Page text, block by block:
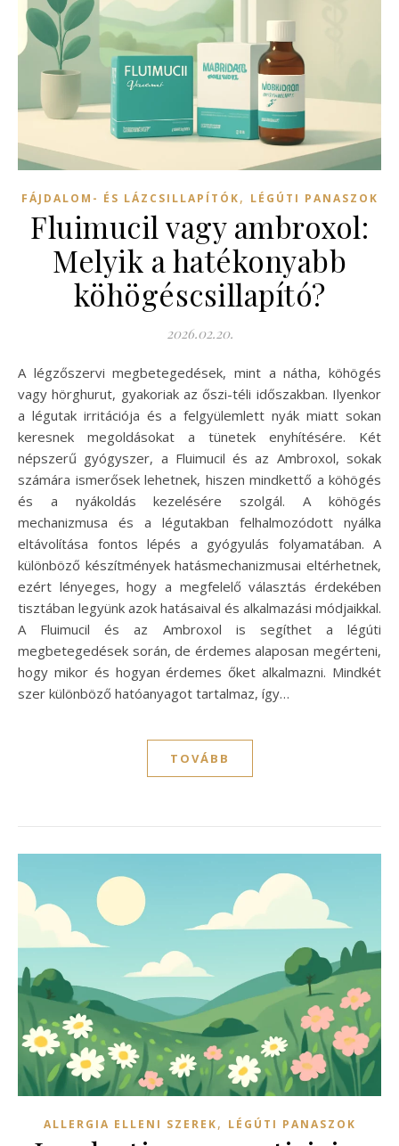
FÁJDALOM- ÉS LÁZCSILLAPÍTÓK, LÉGÚTI PANASZOK
Fluimucil vagy ambroxol:
Melyik a hatékonyabb
köhögéscsillapító?
2026.02.20.
A légzőszervi megbetegedések, mint a nátha, köhögés
vagy hörghurut, gyakoriak az őszi-téli időszakban. Ilyenkor
a légutak irritációja és a felgyülemlett nyák miatt sokan
keresnek megoldásokat a tünetek enyhítésére. Két
népszerű gyógyszer, a Fluimucil és az Ambroxol, sokak
számára ismerősek lehetnek, hiszen mindkettő a köhögés
és a nyákoldás kezelésére szolgál. A köhögés
mechanizmusa és a légutakban felhalmozódott nyálka
eltávolítása fontos lépés a gyógyulás folyamatában. A
különböző készítmények hatásmechanizmusai eltérhetnek,
ezért lényeges, hogy a megfelelő választás érdekében
tisztában legyünk azok hatásaival és alkalmazási módjaikkal.
A Fluimucil és az Ambroxol is segíthet a légúti
megbetegedések során, de érdemes alaposan megérteni,
hogy mikor és hogyan érdemes őket alkalmazni. Mindkét
szer különböző hatóanyagot tartalmaz, így…
TOVÁBB
ALLERGIA ELLENI SZEREK, LÉGÚTI PANASZOK